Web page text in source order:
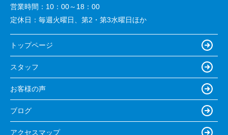
営業時間： 10：00～18：00
定休日： 毎週火曜日、第2・第3水曜日ほか
トップページ
スタッフ
お客様の声
ブログ
アクセスマップ